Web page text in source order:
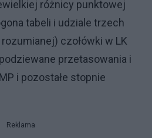
różnicy punktowej
tabeli i udziale trzech
czołówki w LK
przetasowania i
i pozostałe stopnie
Reklama